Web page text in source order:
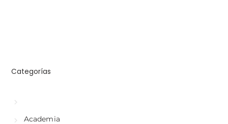
Categorías
Academia